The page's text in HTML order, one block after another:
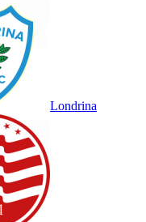
Londrina